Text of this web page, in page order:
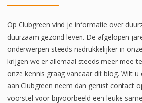
Op Clubgreen vind je informatie over
duurzaam gezond leven. De afgelopen
onderwerpen steeds nadrukkelijker in
krijgen we er allemaal steeds meer mee
onze kennis graag vandaar dit blog. Wilt u
aan Clubgreen neem dan gerust contact
voorstel voor bijvoorbeeld een leuke